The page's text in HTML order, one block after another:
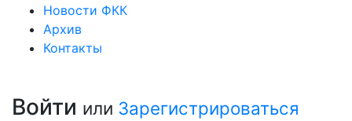
Новости ФКК
Архив
Контакты
Войти или Зарегистрироваться